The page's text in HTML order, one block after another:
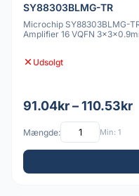
SY88303BLMG-TR
Microchip SY88303BLMG-
Amplifier 16 VQFN
Udsolgt
91.04kr – 110.53kr
Mængde: Min: 1